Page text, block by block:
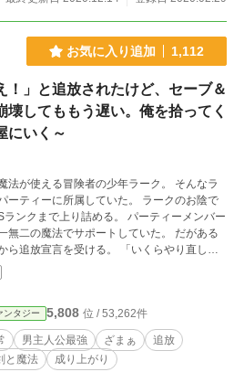
お気に入り追加 1,112
！」と追放されたけど、セーブ＆
壊してももう遅い。俺を拾ってく
にいく～
える冒険者の少年ラーク。 そんなラ
ーティーに所属していた。 ラークのお陰で
ランクまで上り詰める。 パーティーメンバー
魔法でサポートしていた。 だがある
受ける。 「いくらやり直して
力になる魔導士見つけたから」 「え！？
きないよ」 「同じ結果になるなら変わら
てラークは同時に個性
トアリス】というパーティーに所属する。
毎日冒険者としても男としても充実した生
ンタジー 5,808 位 / 53,262件
男主人公最強 ざまぁ
追放
と魔法 成り上がり